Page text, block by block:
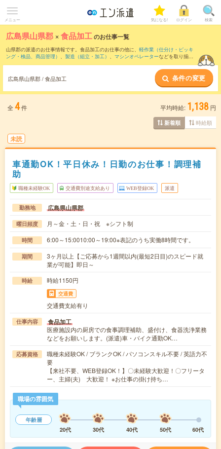
メニュー 気になる! ログイン 検索
広島県山県郡 ×食品加工のお仕事一覧
山県郡の派遣のお仕事情報です。食品加工のお仕事の他に、 軽作業（仕分け・ピッキ
ング・検品、商品管理） 、 製造（組立・加工） 、 マシンオペレーターなどを取り揃え
広島県山県郡 / 食品加工 条件の変更
全 4件 平均時給: 1,138 円
新着順 時給順
未読
車通勤OK！平日休み！日勤のお仕事！調理補
助
職種未経験OK 交通費別途支給あり WEB登録OK 派遣
勤務地 広島県山県郡
曜日頻度 月～金・土・日・祝 ※シフト制
時間 6:00～15:0010:00～19:00※表記のうち実働8時間です。
期間
3ヶ月以上【ご応募から1週間以内(最短2日目)のスピード就
業が可能】即日～
時給 時給1150円
交通費
交通費支給有り
仕事内容 食品加工
医療施設内の厨房での食事調理補助、盛付け、食器洗浄業務
などをお願いします。(派遣)車・バイク通勤OK…
応募資格
職種未経験OK / ブランクOK / パソコンスキル不要 / 英語力不
要
【来社不要、WEB登録OK！】〇未経験大歓迎！〇フリータ
ー、主婦(夫) 大歓迎！ ※お仕事の掛け持ち…
職場の雰囲気
年齢層
20代
30代 40代 50代 60代